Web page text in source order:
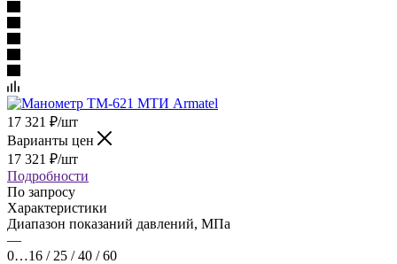
17 321 ₽/шт
Варианты цен
17 321 ₽/шт
Подробности
По запросу
Характеристики
Диапазон показаний давлений, МПа
—
0…16 / 25 / 40 / 60